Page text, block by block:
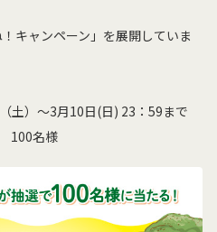
キャンペーン」を展開していま
土）～3月10日(日) 23：59まで
100名様